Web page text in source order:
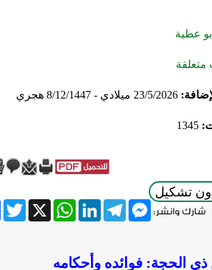
عطية
متعلقة
23/5/2026 ميلادي - 8/12/1447 هجري
1345
تشكيل
X
WhatsApp
LinkedInTelegram
Messenger
الحجة: فوائده وأحكامه